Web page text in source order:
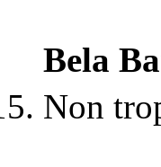
Bela
Non